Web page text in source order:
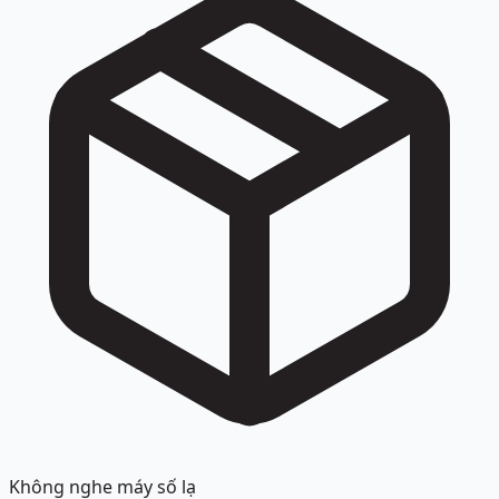
Không nghe máy số lạ